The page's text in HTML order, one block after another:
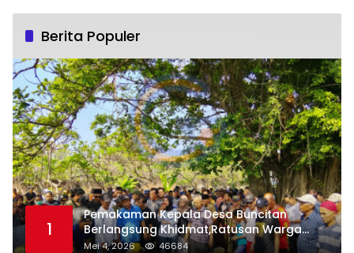
Berita Populer
1
Pemakaman Kepala Desa Buncitan
Berlangsung Khidmat,Ratusan Warga
Larut Dalam Duka Yang Mendalam
Mei 4, 2026 46684